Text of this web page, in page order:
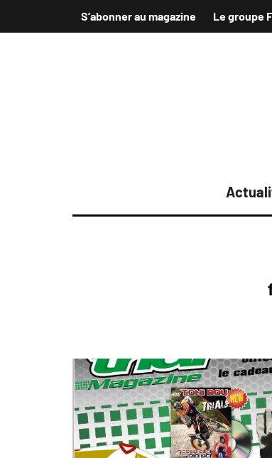
S’abonner au magazine Le groupe